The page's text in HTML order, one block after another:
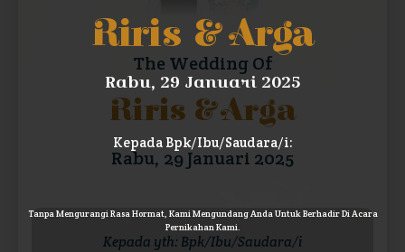
The Wedding Of
Riris & Arga
Rabu, 29 Januari 2025
Riris & Arga
Rabu, 29 Januari 2025
Kepada Bpk/Ibu/Saudara/i:
Tanpa Mengurangi Rasa Hormat, Kami Mengundang Anda Untuk Berhadir Di Acara
Pernikahan Kami.
Kepada yth: Bpk/Ibu/Saudara/i